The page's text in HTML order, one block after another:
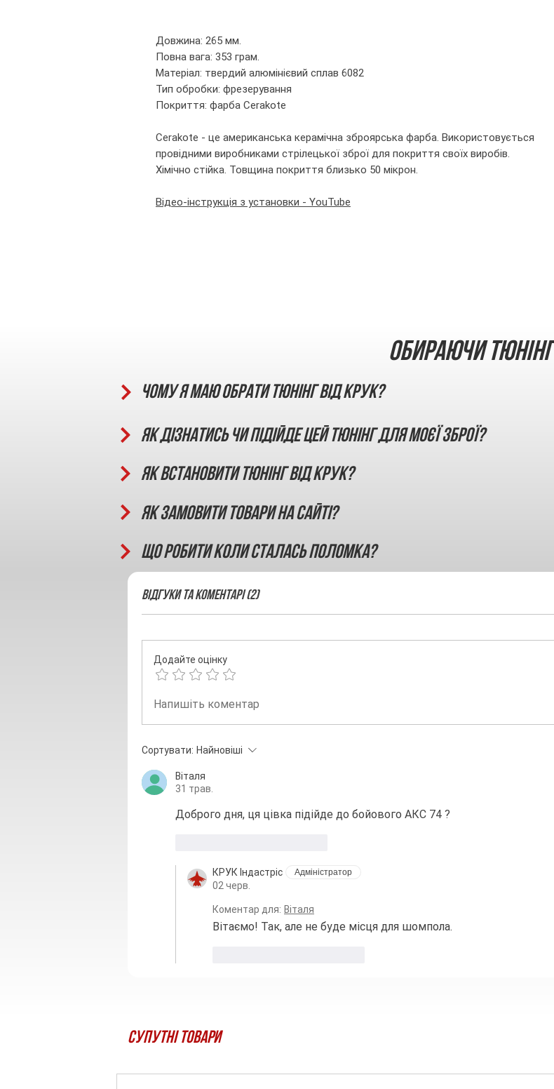
Довжина: 265 мм.
Повна вага: 353 грам.
Матеріал: твердий алюмінієвий сплав 6082
Тип обробки: фрезерування
Покриття: фарба Cerakote
Cerakote - це американська керамічна зброярська фарба. Використовується
провідними виробниками стрілецької зброї для покриття своїх виробів.
Хімічно стійка. Товщина покриття близько 50 мікрон.
Відео-інструкція з установки - YouTube
Обираючи тюнінг
Чому я маю обрати тюнінг від КРУК?
Як дізнатись чи підійде цей тюнінг для моєї зброї?
Як встановити тюнінг від КРУК?
Як замовити товари на сайті?
Що робити коли сталась поломка?
Відгуки та Коментарі (2)
Додайте оцінку
Напишіть коментар
Сортувати: Найновіші
Віталя
31 трав.
Доброго дня, ця цівка підійде до бойового АКС 74 ?
КРУК Індастріс Адміністратор
02 черв.
Коментар для: Віталя
Вітаємо! Так, але не буде місця для шомпола.
Супутні товари